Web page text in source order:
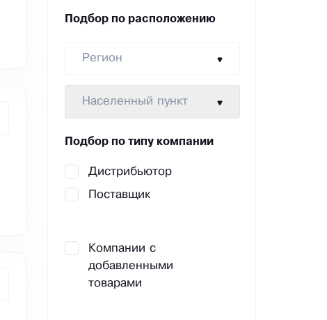
Подбор по расположению
Регион
Населенный пункт
Подбор по типу компании
Дистрибьютор
Поставщик
Компании с
добавленными
товарами